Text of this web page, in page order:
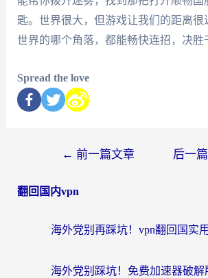
匙。世界很大，但游戏让我们的距离很
世界的哪个角落，都能畅快连招，决胜
Spread the love
← 前一篇文章 后一
翻回国内vpn